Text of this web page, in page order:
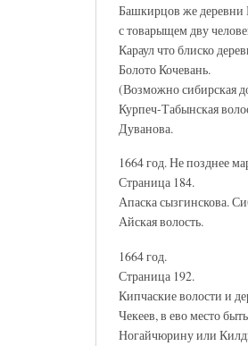
Башкирцов же
с товарыщем дву
Караул что блиско
Болото Кочевань.
(Возможно сибирская
Курпеч-Табынская
Дуванова.
1664 год. Не позднее
Страница 184.
Апаска сызгинскова.
Айская волость.
1664 год.
Страница 192.
Кипчаские волости и
Чекеев, в ево место
Ногайчюрину или